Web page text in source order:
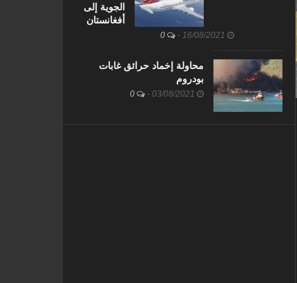
الجوية إلى
أفغانستان
-
محاولة إخماد حرائق غابات
بودروم
-